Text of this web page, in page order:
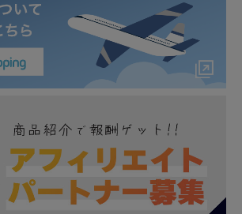
期 ZVW5# R3.6～
系後期 ZVW5# R3.6～
ご注意ください/プリウスPHV11.6
は非対応）
プレイオーディオ 標準装備 8イ